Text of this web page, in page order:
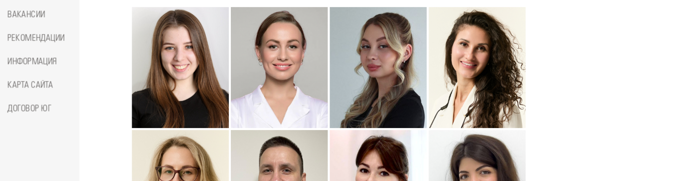
ВАКАНСИИ
РЕКОМЕНДАЦИИ
ИНФОРМАЦИЯ
КАРТА САЙТА
ДОГОВОР ЮГ Подробнее
Джумаева
Амина
Стоматолог-ортопед
Подробнее
о Наталья
Соколовская
Стоматолог-терапевт
Подробнеео Полина
Соколовская
Стоматолог-терапевт
Подробнеео
Прохорова
Анастасия
Стоматолог-терапевт